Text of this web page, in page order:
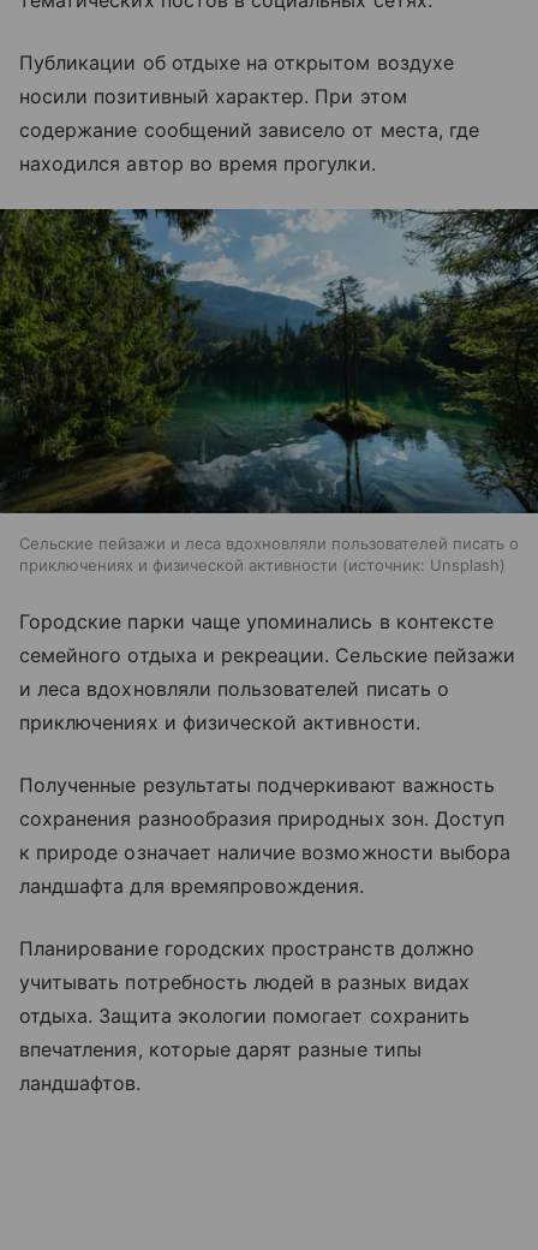
Публикации об отдыхе на открытом воздухе
носили позитивный характер. При этом
содержание сообщений зависело от места, где
находился автор во время прогулки.
Сельские пейзажи и леса вдохновляли пользователей писать о
приключениях и физической активности
источник: Unsplash
Городские парки чаще упоминались в контексте
семейного отдыха и рекреации. Сельские пейзажи
и леса вдохновляли пользователей писать о
приключениях и физической активности.
Полученные результаты подчеркивают важность
сохранения разнообразия природных зон. Доступ
к природе означает наличие возможности выбора
ландшафта для времяпровождения.
Планирование городских пространств должно
учитывать потребность людей в разных видах
отдыха. Защита экологии помогает сохранить
впечатления, которые дарят разные типы
ландшафтов.